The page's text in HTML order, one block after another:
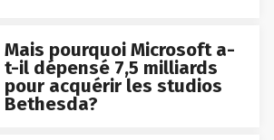
Mais pourquoi Microsoft a-
t-il dépensé 7,5 milliards
pour acquérir les studios
Bethesda?